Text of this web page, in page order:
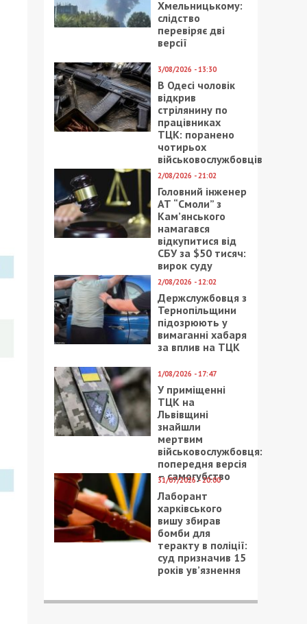
Хмельницькому:
слідство
перевіряє дві
версії
3/08/2026 - 13:30
В Одесі чоловік
відкрив
стрілянину по
працівниках
ТЦК: поранено
чотирьох
військовослужбовців
2/08/2026 - 21:02
Головний інженер
АТ “Смоли” з
Кам’янського
намагався
відкупитися від
СБУ за $50 тисяч:
вирок суду
2/08/2026 - 12:02
Держслужбовця з
Тернопільщини
підозрюють у
вимаганні хабаря
за вплив на ТЦК
1/08/2026 - 17:47
У приміщенні
ТЦК на
Львівщині
знайшли
мертвим
військовослужбовця:
попередня версія
– самогубство
31/07/2026 - 20:00
Лаборант
харківського
вишу збирав
бомби для
теракту в поліції:
суд призначив 15
років ув’язнення